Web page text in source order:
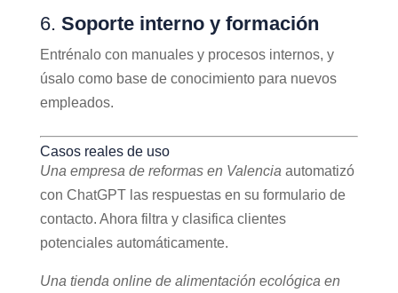
6. Soporte interno y formación
Entrénalo con manuales y procesos internos, y
úsalo como base de conocimiento para nuevos
empleados.
Casos reales de uso
Una empresa de reformas en Valencia automatizó
con ChatGPT las respuestas en su formulario de
contacto. Ahora filtra y clasifica clientes
potenciales automáticamente.
Una tienda online de alimentación ecológica en